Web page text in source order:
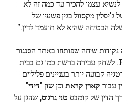
עצמו להכיר עד כמה זה לא
מקסוול בגין פשעיו של
הבטיחה שהיא לא תועמד לדין."
שיחה שפותחו באתר הסנגור
שלה, Realghislaine.com. לשחק עבירה ברשת כמו גם בבית
קבועה יותר בעניינים פליליים
עבור קארן קראת וכןשון "דידי"
הדין של קומבס טני גרגוס, שהגן על